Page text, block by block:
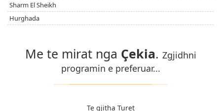
Sharm El Sheikh
Hurghada
Me te mirat nga Çekia. Zgjidhni
programin e preferuar...
Te gjitha Turet